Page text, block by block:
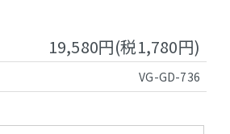
19,580円(税1,780円)
VG-GD-736